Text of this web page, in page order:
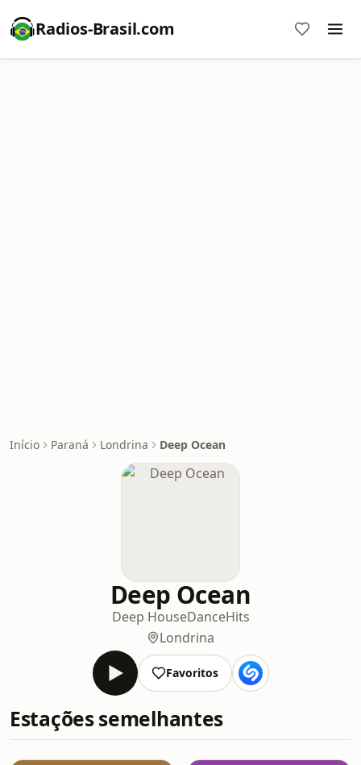
Radios-Brasil.com
Início Paraná Londrina Deep Ocean
Deep Ocean
Deep HouseDanceHits
Londrina
Favoritos
Estações semelhantes